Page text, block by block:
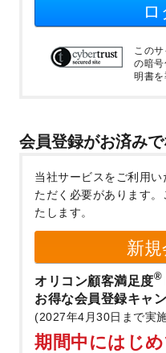
この
の暗
明書を
会員登録がお済み
当社サービスをご利用
ただく必要があります。
たします。
新
オリコン顧客満足度®
お得な会員登録キャ
(2027年4月30日まで実
期間中にはじ